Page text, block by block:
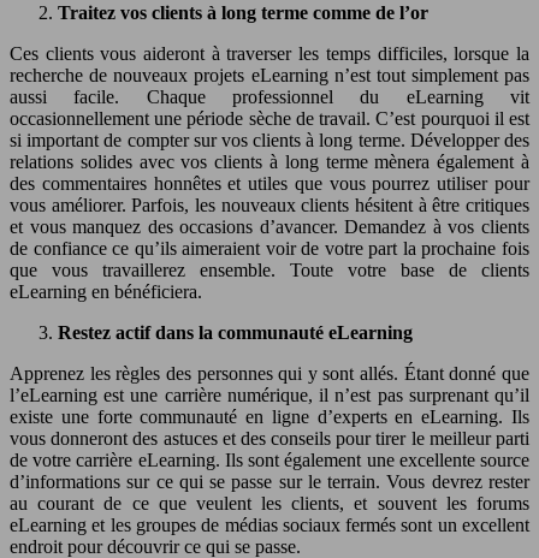
Traitez vos clients à long terme comme de l’or
Ces clients vous aideront à traverser les temps difficiles, lorsque la
recherche de nouveaux projets eLearning n’est tout simplement pas
aussi facile. Chaque professionnel du eLearning vit
occasionnellement une période sèche de travail. C’est pourquoi il est
si important de compter sur vos clients à long terme. Développer des
relations solides avec vos clients à long terme mènera également à
des commentaires honnêtes et utiles que vous pourrez utiliser pour
vous améliorer. Parfois, les nouveaux clients hésitent à être critiques
et vous manquez des occasions d’avancer. Demandez à vos clients
de confiance ce qu’ils aimeraient voir de votre part la prochaine fois
que vous travaillerez ensemble. Toute votre base de clients
eLearning en bénéficiera.
Restez actif dans la communauté eLearning
Apprenez les règles des personnes qui y sont allés. Étant donné que
l’eLearning est une carrière numérique, il n’est pas surprenant qu’il
existe une forte communauté en ligne d’experts en eLearning. Ils
vous donneront des astuces et des conseils pour tirer le meilleur parti
de votre carrière eLearning. Ils sont également une excellente source
d’informations sur ce qui se passe sur le terrain. Vous devrez rester
au courant de ce que veulent les clients, et souvent les forums
eLearning et les groupes de médias sociaux fermés sont un excellent
endroit pour découvrir ce qui se passe.